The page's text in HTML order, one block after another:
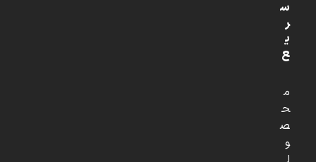
س
ر
ی
ع
م
ح
ص
و